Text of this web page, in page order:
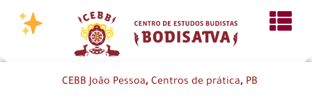
CEBB João Pessoa, Centros de prática, PB